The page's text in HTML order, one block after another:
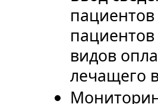
видов
лечащего